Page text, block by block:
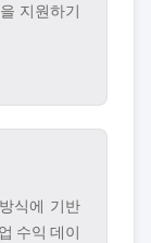
지원하기
식에 기반
수익 데이